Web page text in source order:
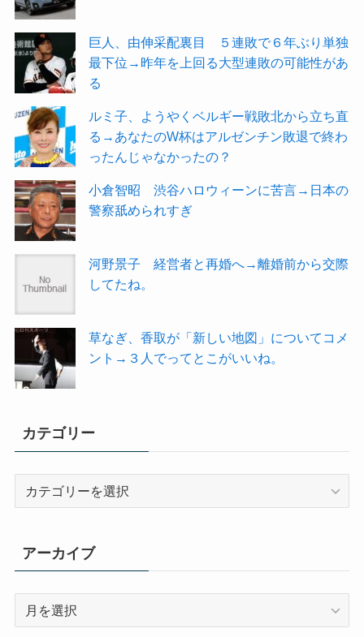
巨人、由伸采配裏目 ５連敗で６年ぶり単独
最下位→昨年を上回る大型連敗の可能性があ
る
ルミ子、ようやくベルギー戦敗北から立ち直
る→あなたのW杯はアルゼンチン敗退で終わ
ったんじゃなかったの？
小倉智昭 渋谷ハロウィーンに苦言→日本の
警察舐められすぎ
河野景子 経営者と再婚へ→離婚前から交際
してたね。
草なぎ、香取が「新しい地図」についてコメ
ント→３人でってとこがいいね。
カテゴリー
ー
アーカイブ